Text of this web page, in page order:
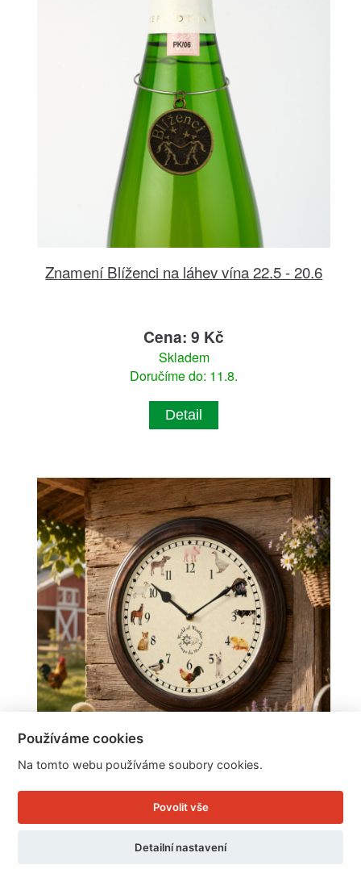
Znamení Blíženci na láhev vína 22.5 - 20.6
Cena: 9 Kč
Skladem
Doručíme do: 11.8.
Detail
Nástěnné hodiny se zvukem farmářských zvířat
Používáme cookies
Na tomto webu používáme soubory cookies.
Povolit vše
Detailní nastavení